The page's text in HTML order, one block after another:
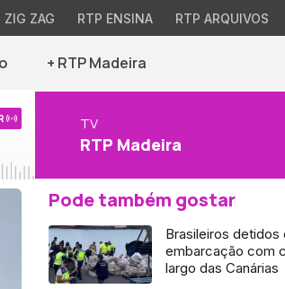
ZIG ZAG RTP ENSINA RTP ARQUIVOS
+ RTP Madeira
TV
RTP Madeira
Pode também gostar
Brasileiros detidos
embarcação com
largo das Canárias